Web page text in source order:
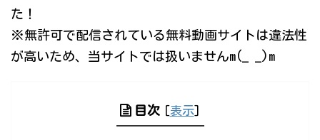
た！
※無許可で配信されている無料動画サイトは違法性
が高いため、当サイトでは扱いませんm(_ _)m
目次 [表示]